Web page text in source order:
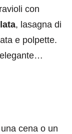
con
, lasagna di
e polpette.
cena o un